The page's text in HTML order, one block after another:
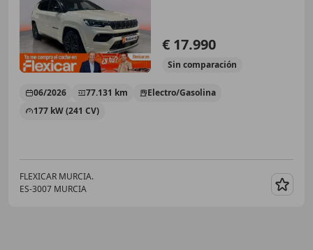
€ 17.990
Sin comparación
06/2026 77.131 km
Electro/Gasolina
177 kW (241 CV)
FLEXICAR MURCIA.
ES-3007 MURCIA